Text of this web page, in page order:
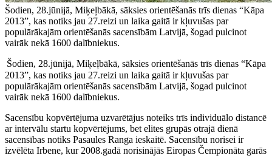
Šodien, 28.jūnijā, Miķeļbākā, sāksies orientēšanās trīs dienas “Kāpa
2013”, kas notiks jau 27.reizi un laika gaitā ir kļuvušas par
populārākajām orientēšanās sacensībām Latvijā, šogad pulcinot
vairāk nekā 1600 dalībniekus.
Šodien, 28.jūnijā, Miķeļbākā, sāksies orientēšanās trīs dienas “Kāpa
2013”, kas notiks jau 27.reizi un laika gaitā ir kļuvušas par
populārākajām orientēšanās sacensībām Latvijā, šogad pulcinot
vairāk nekā 1600 dalībniekus.
Sacensību kopvērtējuma uzvarētājus noteiks trīs individuālo distancē
ar intervālu startu kopvērtējums, bet elites grupās otrajā dienā
sacensības notiks Pasaules Ranga ieskaitē. Sacensību norisei ir
izvēlēta Irbene, kur 2008.gadā norisinājās Eiropas Čempionāta garās